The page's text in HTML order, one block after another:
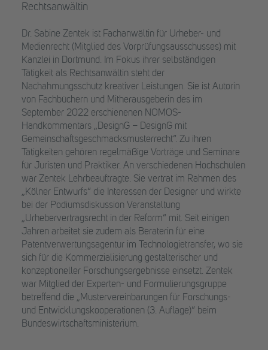
Rechtsanwältin
Dr. Sabine Zentek ist Fachanwältin für Urheber- und
Medienrecht (Mitglied des Vorprüfungsausschusses) mit
Kanzlei in Dortmund. Im Fokus ihrer selbständigen
Tätigkeit als Rechtsanwältin steht der
Nachahmungsschutz kreativer Leistungen. Sie ist Autorin
von Fachbüchern und Mitherausgeberin des im
September 2022 erschienenen NOMOS-
Handkommentars „DesignG – DesignG mit
Gemeinschaftsgeschmacksmusterrecht“. Zu ihren
Tätigkeiten gehören regelmäßige Vorträge und Seminare
für Juristen und Praktiker. An verschiedenen Hochschulen
war Zentek Lehrbeauftragte. Sie vertrat im Rahmen des
„Kölner Entwurfs“ die Interessen der Designer und wirkte
bei der Podiumsdiskussion Veranstaltung
„Urhebervertragsrecht in der Reform“ mit. Seit einigen
Jahren arbeitet sie zudem als Beraterin für eine
Patentverwertungsagentur im Technologietransfer, wo sie
sich für die Kommerzialisierung gestalterischer und
konzeptioneller Forschungsergebnisse einsetzt. Zentek
war Mitglied der Experten- und Formulierungsgruppe
betreffend die „Mustervereinbarungen für Forschungs-
und Entwicklungskooperationen (3. Auflage)“ beim
Bundeswirtschaftsministerium.